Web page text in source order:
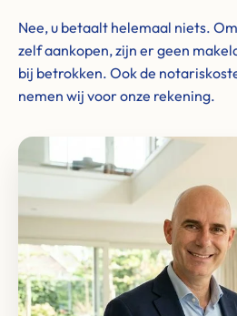
Nee, u betaalt helemaal niets.
zelf aankopen, zijn er geen
bij betrokken. Ook de
nemen wij voor onze rekening.